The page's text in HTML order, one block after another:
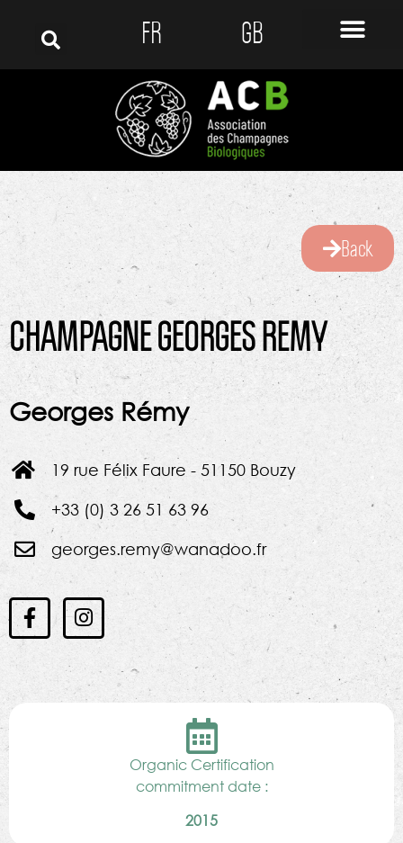
FR GB
Back
CHAMPAGNE GEORGES REMY
Georges Rémy
19 rue Félix Faure - 51150 Bouzy
+33 (0) 3 26 51 63 96
georges.remy@wanadoo.fr
Organic Certification
commitment date :
2015